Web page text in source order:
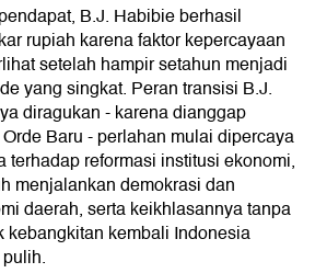
B.J. Habibie berhasil
rupiah karena faktor kepercayaan
setelah hampir setahun menjadi
yang singkat. Peran transisi B.J.
diragukan - karena dianggap
Baru - perlahan mulai dipercaya
terhadap reformasi institusi ekonomi,
menjalankan demokrasi dan
daerah, serta keikhlasannya tanpa
kebangkitan kembali Indonesia